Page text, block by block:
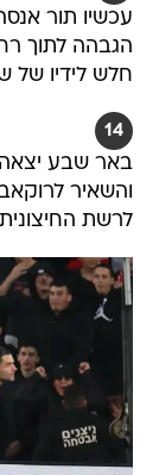
עכשיו תור
חלש לידיו של
14
באר שבע יצאה
לרשת החיצונית